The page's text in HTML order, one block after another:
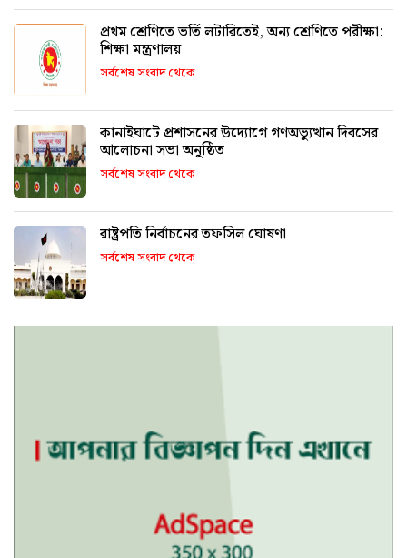
প্রথম শ্রেণিতে ভর্তি লটারিতেই, অন্য শ্রেণিতে পরীক্ষা:
শিক্ষা মন্ত্রণালয়
সর্বশেষ সংবাদ থেকে
কানাইঘাটে প্রশাসনের উদ্যোগে গণঅভ্যুত্থান দিবসের
আলোচনা সভা অনুষ্ঠিত
সর্বশেষ সংবাদ থেকে
রাষ্ট্রপতি নির্বাচনের তফসিল ঘোষণা
সর্বশেষ সংবাদ থেকে